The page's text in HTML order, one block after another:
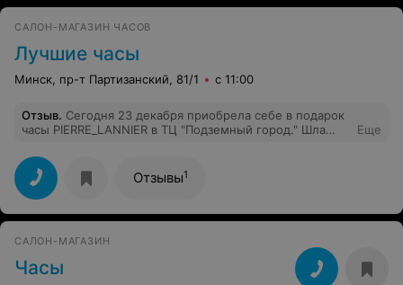
САЛОН-МАГАЗИН ЧАСОВ
Лучшие часы
Минск, пр-т Партизанский, 81/1 с 11:00
Отзыв. Сегодня 23 декабря приобрела себе в подарок
часы PIERRE_LANNIER в ТЦ "Подземный город." Шла
Девушка продавец (к сожалению имя не посмотрела,
светленькаяс короткой стрижкой) очень понравилась,
показала мне все модели часов, помогла примерить,
выбрать. Объяснила всё про гарантию, про замену
ремешков. Вообщем всем довольна.
Еще
Отзывы1
САЛОН-МАГАЗИН
Часы